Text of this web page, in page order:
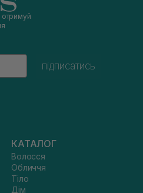
отримуй
підписатись
КАТАЛОГ
Волосся
Обличчя
Тіло
Дім